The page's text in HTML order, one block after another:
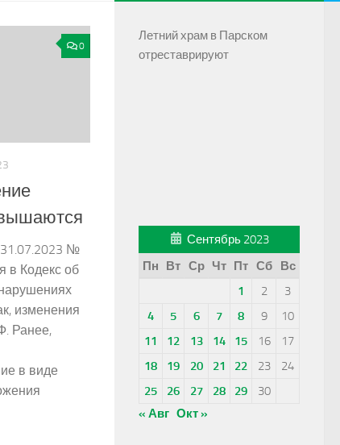
0
№
в Кодекс об
изменения
Ранее,
в виде
Летний храм в Парском
отреставрируют
Сентябрь 2023
Пн
Вт Ср Чт Пт Сб
Вс
1
2
3
4
5 6 7 8 9
10
11
12 13 14 15 16
17
18
19 20 21 22 23
24
25
26 27 28 29
30
« Авг Окт »